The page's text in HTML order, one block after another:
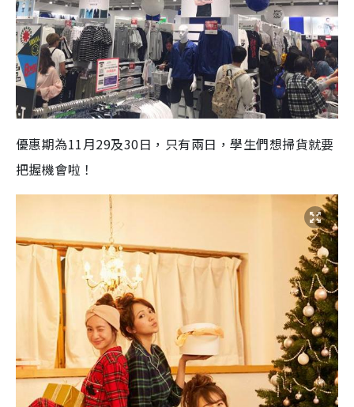
優惠期為11月29及30日，只有兩日，學生們想掃貨就要
把握機會啦！